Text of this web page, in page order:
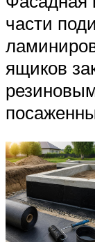
части
ящиков